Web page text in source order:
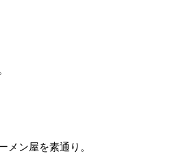
メン屋を素通り。